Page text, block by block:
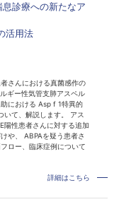
息診療への新たなア
活用法
さんにおける真菌感作の
ギー性気管支肺アスペル
における Asp f 1特異的
いて、解説します。 アス
陽性患者さんに対する追加
や、 ABPAを疑う患者さ
ロー、臨床症例について
詳細はこちら